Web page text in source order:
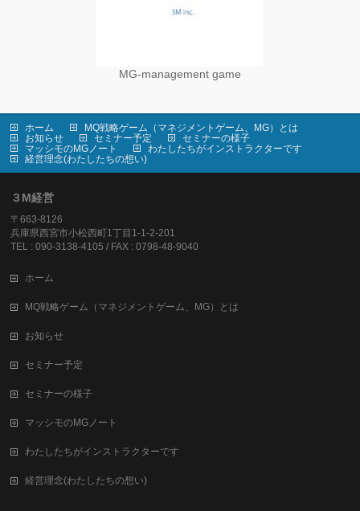
MG-management game
ホーム
MQ戦略ゲーム（マネジメントゲーム、MG）とは
お知らせ
セミナー予定
セミナーの様子
マッシモのMGノート
わたしたちがインストラクターです
経営理念(わたしたちの想い)
３M経営
〒663-8126
兵庫県西宮市小松西町1丁目1-1-2-201
TEL : 090-3138-4105 / FAX : 0798-48-9040
ホーム
MQ戦略ゲーム（マネジメントゲーム、MG）とは
お知らせ
セミナー予定
セミナーの様子
マッシモのMGノート
わたしたちがインストラクターです
経営理念(わたしたちの想い)